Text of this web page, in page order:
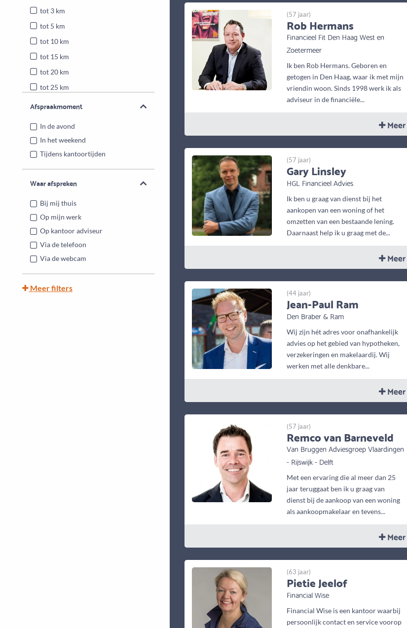
tot 3 km
tot 5 km
tot 10 km
tot 15 km
tot 20 km
tot 25 km
Heel Nederland
Afspraakmoment
In de avond
In het weekend
Tijdens kantoortijden
Waar afspreken
Bij mij thuis
Op mijn werk
Op kantoor adviseur
Via de telefoon
Via de webcam
Meer filters
(57 jaar)
Rob Hermans
Financieel Fit Den Haag West en
Zoetermeer
Ik ben Rob Hermans. Geboren en
getogen in Den Haag, waar ik met mijn
vriendin woon. Sinds 1998 werk ik als
adviseur in de financiële...
(57 jaar)
Gary Linsley
HGL Financieel Advies
Ik ben u graag van dienst bij het
aankopen van een woning of het
omzetten van een bestaande lening.
Daarnaast help ik u graag met de...
(44 jaar)
Jean-Paul Ram
Den Braber & Ram
Wij zijn hét adres voor onafhankelijk
advies op het gebied van hypotheken,
verzekeringen en makelaardij. Wij
werken met alle denkbare...
(57 jaar)
Remco van Barneveld
Van Bruggen Adviesgroep Vlaardingen
- Rijswijk - Delft
Met een ervaring die al meer dan 25
jaar teruggaat ben ik u graag van
dienst bij de aankoop van een woning
als aankoopmakelaar en tevens...
(63 jaar)
Pietie Jeelof
Financial Wise
Financial Wise is een kantoor waarbij
persoonlijk contact en service voorop